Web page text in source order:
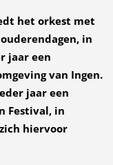
het orkest met
in
jaar een
van Ingen.
jaar een
Festival, in
hiervoor